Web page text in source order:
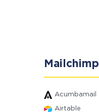
Mailchimp
Acumbamail
Airtable